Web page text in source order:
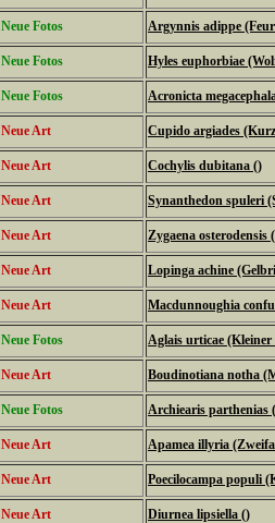
Neue Fotos Argynnis adippe
Neue Fotos Hyles euphorbiae
Neue Fotos Acronicta
Neue Art Cupido argiades
Neue Art Cochylis dubitana ()
Neue Art Synanthedon spuleri
Neue Art Zygaena
Neue Art Lopinga achine
Neue Art Macdunnoughia
Neue Fotos Aglais urticae (Kleiner
Neue Art Boudinotiana notha
Neue Fotos Archiearis
Neue Art Apamea illyria
Neue Art Poecilocampa populi
Neue Art Diurnea lipsiella ()